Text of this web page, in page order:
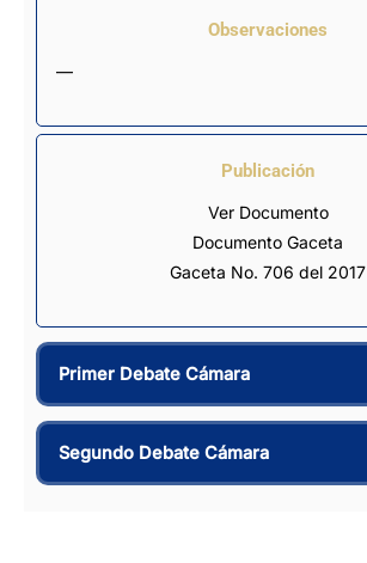
Observaciones
—
Publicación
Ver Documento
Documento Gaceta
Gaceta No. 706 del 2017
Primer Debate Cámara
Segundo Debate Cámara